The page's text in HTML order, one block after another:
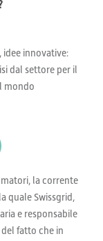
idee innovative:
dal settore per il
mondo
la corrente
quale Swissgrid,
e responsabile
fatto che in